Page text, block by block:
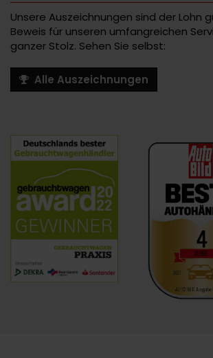
Unsere Auszeichnungen sind der Lohn
Beweis für unseren umfangreichen
ganzer Stolz. Sehen Sie selbst:
Alle Auszeichnungen